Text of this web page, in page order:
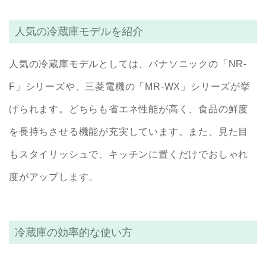
人気の冷蔵庫モデルを紹介
人気の冷蔵庫モデルとしては、パナソニックの「NR-
F」シリーズや、三菱電機の「MR-WX」シリーズが挙
げられます。どちらも省エネ性能が高く、食品の鮮度
を長持ちさせる機能が充実しています。また、見た目
もスタイリッシュで、キッチンに置くだけでおしゃれ
度がアップします。
冷蔵庫の効率的な使い方